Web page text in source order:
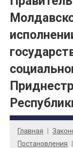
Главная
Постановления